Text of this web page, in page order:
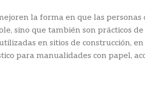
la forma en que las
sino que también son prácticos
en sitios de construcción,
para manualidades con papel,